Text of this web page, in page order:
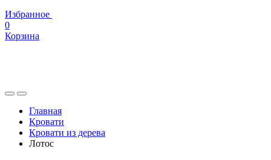
Избранное
0
Корзина
Главная
Кровати
Кровати из дерева
Лотос